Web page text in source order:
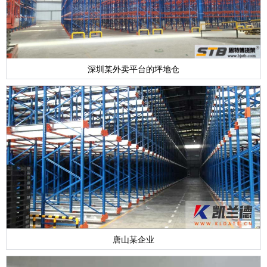
深圳某外卖平台的坪地仓
唐山某企业